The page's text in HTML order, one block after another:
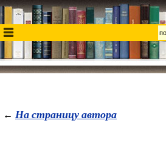
← На страницу автора